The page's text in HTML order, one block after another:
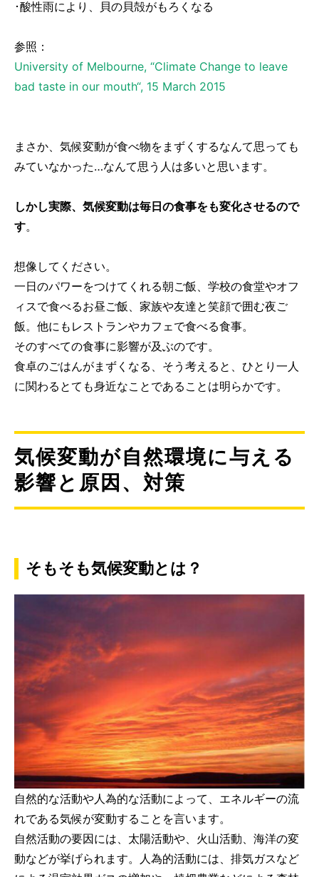
･酸性雨により、貝の貝殻がもろくなる
参照：
University of Melbourne, “Climate Change to leave
bad taste in our mouth“, 15 March 2015
まさか、気候変動が食べ物をまずくするなんて思っても
みていなかった…なんて思う人は多いと思います。
しかし実際、気候変動は毎日の食事をも変化させるので
す。
想像してください。
一日のパワーをつけてくれる朝ご飯、学校の食堂やオフ
ィスで食べるお昼ご飯、家族や友達と笑顔で囲む夜ご
飯。他にもレストランやカフェで食べる食事。
そのすべての食事に影響が及ぶのです。
食卓のごはんがまずくなる、そう考えると、ひとり一人
に関わるとても身近なことであることは明らかです。
気候変動が自然環境に与える
影響と原因、対策
そもそも気候変動とは？
自然的な活動や人為的な活動によって、エネルギーの流
れである気候が変動することを言います。
自然活動の要因には、太陽活動や、火山活動、海洋の変
動などが挙げられます。人為的活動には、排気ガスなど